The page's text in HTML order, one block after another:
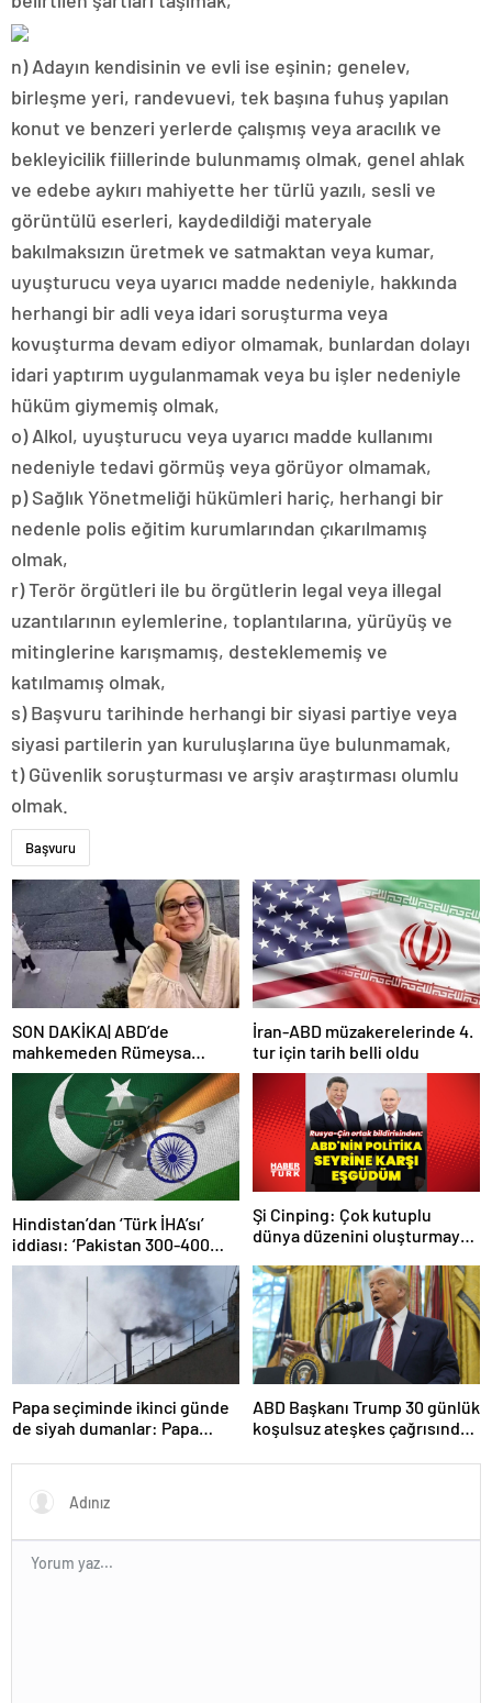
n) Adayın kendisinin ve evli ise eşinin; genelev,
birleşme yeri, randevuevi, tek başına fuhuş yapılan
konut ve benzeri yerlerde çalışmış veya aracılık ve
bekleyicilik fiillerinde bulunmamış olmak, genel ahlak
ve edebe aykırı mahiyette her türlü yazılı, sesli ve
görüntülü eserleri, kaydedildiği materyale
bakılmaksızın üretmek ve satmaktan veya kumar,
uyuşturucu veya uyarıcı madde nedeniyle, hakkında
herhangi bir adli veya idari soruşturma veya
kovuşturma devam ediyor olmamak, bunlardan dolayı
idari yaptırım uygulanmamak veya bu işler nedeniyle
hüküm giymemiş olmak,
o) Alkol, uyuşturucu veya uyarıcı madde kullanımı
nedeniyle tedavi görmüş veya görüyor olmamak,
p) Sağlık Yönetmeliği hükümleri hariç, herhangi bir
nedenle polis eğitim kurumlarından çıkarılmamış
olmak,
r) Terör örgütleri ile bu örgütlerin legal veya illegal
uzantılarının eylemlerine, toplantılarına, yürüyüş ve
mitinglerine karışmamış, desteklememiş ve
katılmamış olmak,
s) Başvuru tarihinde herhangi bir siyasi partiye veya
siyasi partilerin yan kuruluşlarına üye bulunmamak,
t) Güvenlik soruşturması ve arşiv araştırması olumlu
olmak.
Başvuru
SON DAKİKA| ABD’de
mahkemeden Rümeysa
Öztürk kararı: Serbest
bırakıldı!
İran-ABD müzakerelerinde 4.
tur için tarih belli oldu
Hindistan’dan ‘Türk İHA’sı’
iddiası: ‘Pakistan 300-400
tanesi ile 36 noktaya sızdı’
Şi Cinping: Çok kutuplu
dünya düzenini oluşturmaya
Papa seçiminde ikinci günde
de siyah dumanlar: Papa
ABD Başkanı Trump 30 günlük
koşulsuz ateşkes çağrısında